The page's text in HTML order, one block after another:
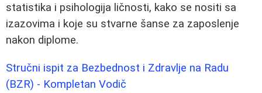
statistika i psihologija ličnosti, kako se nositi sa
izazovima i koje su stvarne šanse za zaposlenje
nakon diplome.
Stručni ispit za Bezbednost i Zdravlje na Radu
(BZR) - Kompletan Vodič